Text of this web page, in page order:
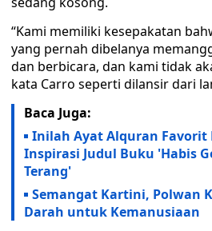
“Kami memiliki kesepakatan
yang pernah dibelanya
dan berbicara, dan kami tidak
kata Carro seperti dilansir dari
Baca Juga:
Inilah Ayat Alquran Favorit
Inspirasi Judul Buku 'Habis
Terang'
Semangat Kartini, Polwan
Darah untuk Kemanusiaan